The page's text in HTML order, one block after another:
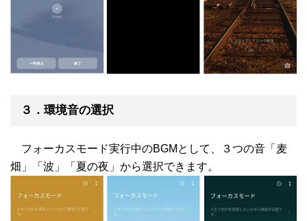
３．環境音の選択
フォーカスモード実行中のBGMとして、３つの音「麦
畑」「波」「夏の夜」から選択できます。